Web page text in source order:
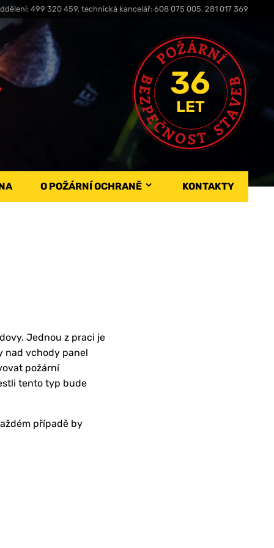
499 320 459, technická kancelář: 608 075 005, 281 017 369
36
LET
O POŽÁRNÍ OCHRANĚ KONTAKTY
Jednou z praci je
nad vchody panel
požární
tento typ bude
případě by